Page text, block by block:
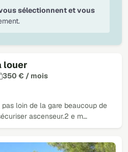
louer
350 € / mois
loin de la gare beaucoup de
ascenseur.2 e m…
sélectionnent et vous